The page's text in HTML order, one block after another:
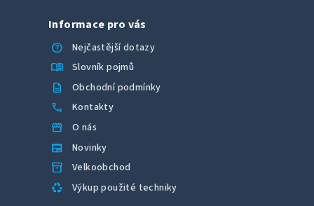
Informace pro vás
help
Nejčastější dotazy
menu_book Slovník pojmů
description Obchodní podmínky
call Kontakty
storefront O nás
newspaper Novinky
inventory_2 Velkoobchod
recycling Výkup použité techniky